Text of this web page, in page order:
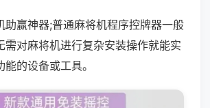
助赢神器;普通麻将机程序控牌器一般
需对麻将机进行复杂安装操作就能实
的设备或工具。